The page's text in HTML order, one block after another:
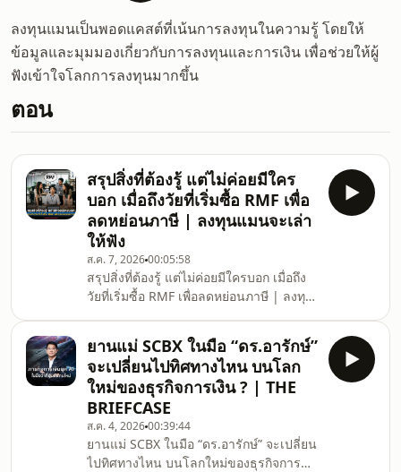
ลงทุนแมนเป็นพอดแคสต์ที่เน้นการลงทุนในความรู้ โดยให้
ข้อมูลและมุมมองเกี่ยวกับการลงทุนและการเงิน เพื่อช่วยให้ผู้
ฟังเข้าใจโลกการลงทุนมากขึ้น
ตอน
สรุปสิ่งที่ต้องรู้ แต่ไม่ค่อยมีใคร
บอก เมื่อถึงวัยที่เริ่มซื้อ RMF เพื่อ
ลดหย่อนภาษี | ลงทุนแมนจะเล่า
ให้ฟัง
ส.ค. 7, 202600:05:58
สรุปสิ่งที่ต้องรู้ แต่ไม่ค่อยมีใครบอก เมื่อถึง
วัยที่เริ่มซื้อ RMF เพื่อลดหย่อนภาษี | ลงทุน
เริ่มมีรายได้ถึงเกณฑ์เสียภาษี หลายคน
มักได้รับคำแนะนำให้ลงทุนใน RMF เพราะ
นอกจากจะช่วยลดหย่อนภาษีได้แล้ว ยังเป็น
โอกาสในการสร้างความมั่งคั่งระยะยาว แต่
น้อยคนนักที่จะลงลึกว่า ถ้าลงทุนใน RMF
ควรรู้ อะไรบ้าง ควรดู ตรงไหน ทำอย่างไร
ถึงจะดีกับเรา แล้วเราควรรู้ข้อมูลอะไรเกี่ย
ยานแม่ SCBX ในมือ “ดร.อารักษ์”
จะเปลี่ยนไปทิศทางไหน บนโลก
ใหม่ของธุรกิจการเงิน ? | THE
BRIEFCASE
ส.ค. 4, 202600:39:44
ยานแม่ SCBX ในมือ “ดร.อารักษ์” จะเปลี่ยน
ไปทิศทางไหน บนโลกใหม่ของธุรกิจการ